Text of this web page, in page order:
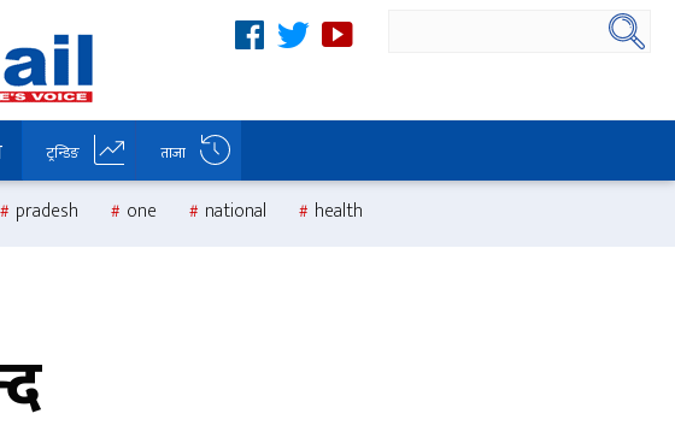
ट्रन्डिङ ताजा
pradesh one national health